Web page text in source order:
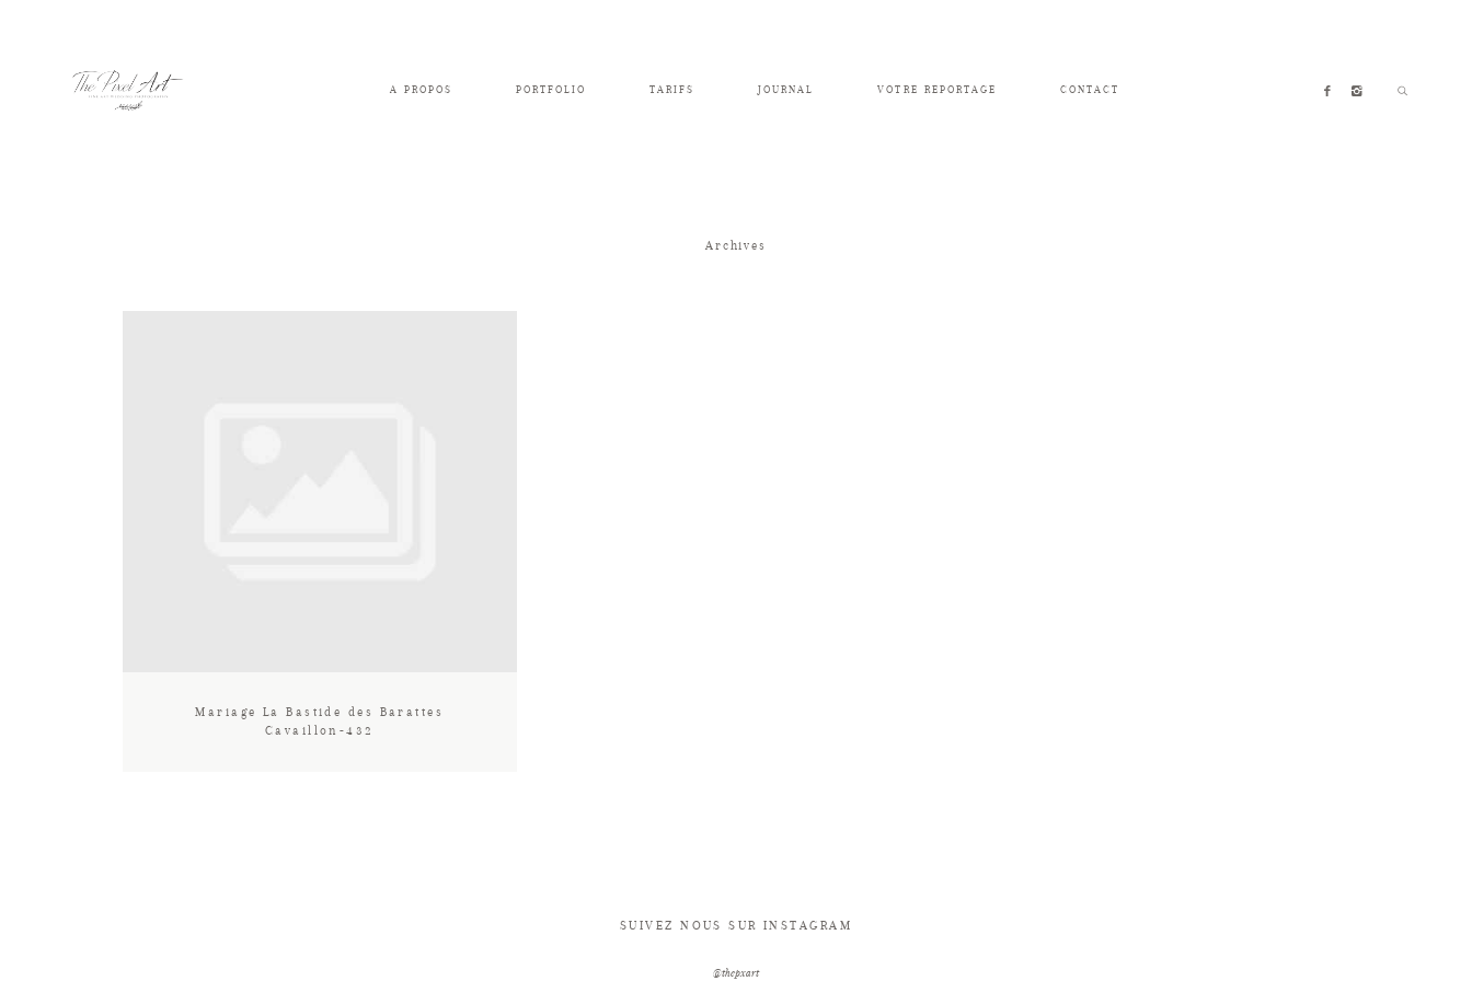
A PROPOS PORTFOLIO TARIFS JOURNAL VOTRE REPORTAGE CONTACT
Archives
Mariage La Bastide des Barattes
Cavaillon-432
SUIVEZ NOUS SUR INSTAGRAM
@thepxart